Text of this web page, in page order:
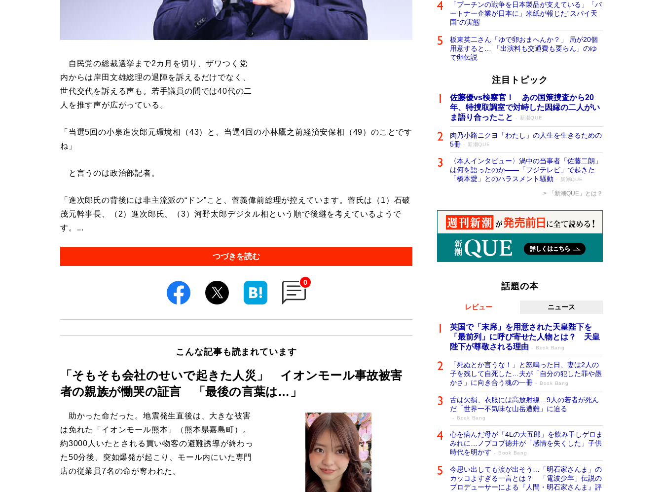
自民党の総裁選挙まで2カ月を切り、ザワつく党
内からは岸田文雄総理の退陣を訴えるだけでなく、
世代交代を訴える声も。若手議員の間では40代の二
人を推す声が広がっている。
「当選5回の小泉進次郎元環境相（43）と、当選4回の小林鷹之前経済安保相（49）のことです
ね」
と言うのは政治部記者。
「進次郎氏の背後には非主流派の“ドン”こと、菅義偉前総理が控えています。菅氏は（1）石破
茂元幹事長、（2）進次郎氏、（3）河野太郎デジタル相という順で後継を考えているようで
す。...
つづきを読む
0
こんな記事も読まれています
「そもそも会社のせいで起きた人災」 イオンモール事故被害
者の親族が慟哭の証言 「最後の言葉は…」
助かった命だった。地震発生直後は、大きな被害
は免れた「イオンモール熊本」（熊本県嘉島町）。
約3000人いたとされる買い物客の避難誘導が終わっ
た50分後、突如爆発が起こり、モール内にいた専門
店の従業員7名の命が奪われた。
「プーチンの戦争を日本製品が支えている」「パ
ートナー企業が日本に」米紙が報じた“スパイ天
国”の実態
板東英二さん「ゆで卵おまへんか？」 局が20個
用意すると… 「出演料も交通費も要らん」のゆ
で卵伝説
注目トピック
佐藤優vs検察官！ あの国策捜査から20
年、特捜取調室で対峙した因縁の二人がい
ま語り合ったこと
新潮QUE
肉乃小路ニクヨ「わたし」の人生を生きるための
5冊
新潮QUE
〈本人インタビュー〉渦中の当事者「佐藤二朗」
は何を語ったのか――「フジテレビ」で起きた
「橋本愛」とのハラスメント騒動
新潮QUE
「新潮QUE」とは？
話題の本
レビュー ニュース
英国で「末席」を用意された天皇陛下を
「最前列」に呼び寄せた人物とは？ 天皇
陛下が尊敬される理由
Book Bang
「死ぬとか言うな！」と怒鳴った日、妻は2人の
子を残して自死した…夫が「自分の犯した罪や愚
かさ」に向き合う魂の一冊
Book Bang
舌は欠損、衣服には高放射線…9人の若者が死ん
だ「世界一不気味な山岳遭難」に迫る
Book Bang
心を病んだ母が「4Lの大五郎」を飲み干しゲロま
みれに…ノブコブ徳井が「感情を失くした」子供
時代を明かす
Book Bang
今思い出しても涙が出そう…「明石家さんま」の
カッコよすぎる一言とは？ 「電波少年」伝説の
プロデューサーによる『人間・明石家さんま』評